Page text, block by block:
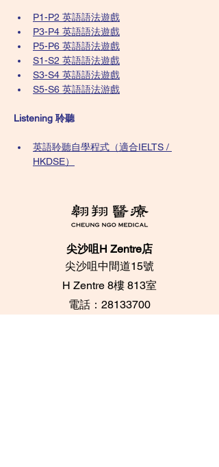
P1-P2 英語語法遊戲
P3-P4 英語語法遊戲
P5-P6 英語語法遊戲
S1-S2 英語語法遊戲
S3-S4 英語語法遊戲
S5-S6 英語語法游戲
Listening 聆聽
英語聆聽自學程式（適合IELTS /
HKDSE）
尖沙咀H Zentre店
尖沙咀中間道15號
​H Zentre 8樓 813室
電話：28133700